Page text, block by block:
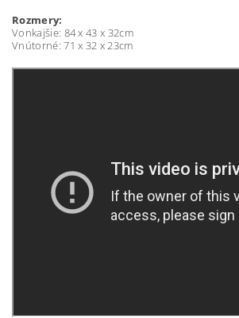
Rozmery:
Vonkajšie: 84 x 43 x 32cm
Vnútorné: 71 x 32 x 23cm